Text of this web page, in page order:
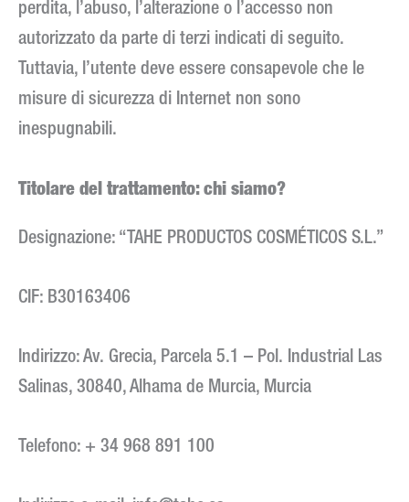
perdita, l’abuso, l’alterazione o l’accesso non
autorizzato da parte di terzi indicati di seguito.
Tuttavia, l’utente deve essere consapevole che le
misure di sicurezza di Internet non sono
inespugnabili.
Titolare del trattamento: chi siamo?
Designazione: “TAHE PRODUCTOS COSMÉTICOS S.L.”
CIF: B30163406
Indirizzo: Av. Grecia, Parcela 5.1 – Pol. Industrial Las
Salinas, 30840, Alhama de Murcia, Murcia
Telefono: + 34 968 891 100